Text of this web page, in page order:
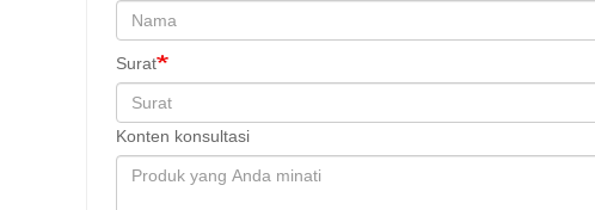
Surat
Konten konsultasi